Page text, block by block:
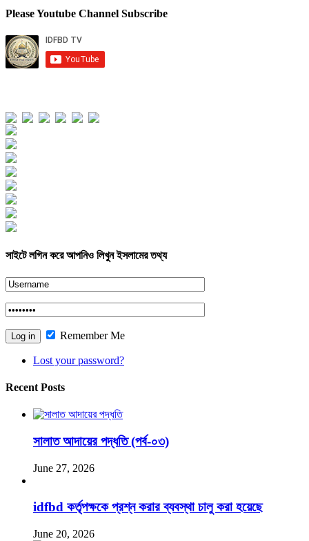
Please Youtube Channel Subscribe
সাইটে লগিন করে আপনিও লিখুন ইসলামের তথ্য
Remember Me
Lost your password?
Recent Posts
সালাত আদায়ের পদ্ধতি (পর্ব-০৩)
June 27, 2026
idfbd কর্তৃপক্ষকে প্রশ্ন করার ব্যবস্থা চালু করা হয়েছে
June 20, 2026